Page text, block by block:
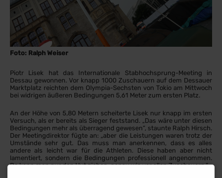
Foto: Ralph Weiser
Piotr Lisek hat das Internationale Stabhochsprung-Meeting in
Dessau gewonnen. Vor knapp 1000 Zuschauern auf dem Dessauer
Marktplatz reichten dem Olympia-Sechsten von Tokio am Mittwoch
bei widrigen äußeren Bedingungen 5,61 Meter zum ersten Platz.
An der Höhe von 5,80 Metern scheiterte Lisek nur knapp im ersten
Versuch, als er bereits als Sieger feststand. „Das wäre unter diesen
Bedingungen mehr als überragend gewesen“, staunte Ralph Hirsch.
Der Meetingdirektor fügte an: „aber die Leistungen waren trotz der
Umstände sehr gut. Das muss man anerkennen, dass es alles
andere als leicht war für die Athleten. Diese haben aber nicht
lamentiert, sondern die Bedingungen professionell angenommen.
Da kann man nur den Hut ziehen, genau wie vor allen Zuschauern.“